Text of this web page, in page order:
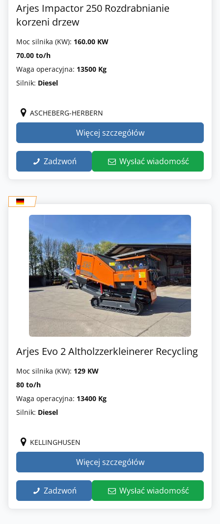
Arjes Impactor 250 Rozdrabnianie
korzeni drzew
Moc silnika (KW): 160.00 KW
70.00 to/h
Waga operacyjna: 13500 Kg
Silnik: Diesel
ASCHEBERG-HERBERN
Więcej szczegółów
Zadzwoń Wysłać wiadomość
Arjes Evo 2 Altholzzerkleinerer Recycling
Moc silnika (KW): 129 KW
80 to/h
Waga operacyjna: 13400 Kg
Silnik: Diesel
KELLINGHUSEN
Więcej szczegółów
Zadzwoń Wysłać wiadomość